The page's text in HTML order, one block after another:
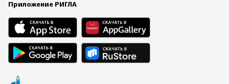
Приложение РИГЛА